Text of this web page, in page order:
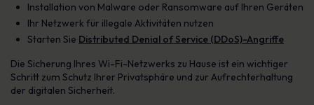
Installation von Malware oder Ransomware auf Ihren Geräten
Ihr Netzwerk für illegale Aktivitäten nutzen
Starten Sie Distributed Denial of Service (DDoS)-Angriffe
Die Sicherung Ihres Wi-Fi-Netzwerks zu Hause ist ein wichtiger
Schritt zum Schutz Ihrer Privatsphäre und zur Aufrechterhaltung
der digitalen Sicherheit.